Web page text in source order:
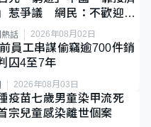
惹爭議 網民：不歡迎劣
話 2026年08月02日
員工串謀偷竊逾700件銷
囚4至7年
2026年08月03日
疫苗七歲男童染甲流死
兒童感染離世個案